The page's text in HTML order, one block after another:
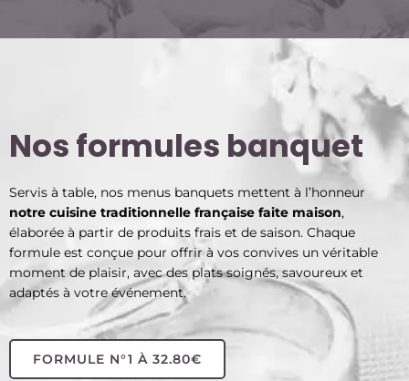
Nos formules banquet
Servis à table, nos menus banquets mettent à l’honneur
notre cuisine traditionnelle française faite maison,
élaborée à partir de produits frais et de saison. Chaque
formule est conçue pour offrir à vos convives un véritable
moment de plaisir, avec des plats soignés, savoureux et
adaptés à votre événement.
FORMULE N°1 À 32.80€